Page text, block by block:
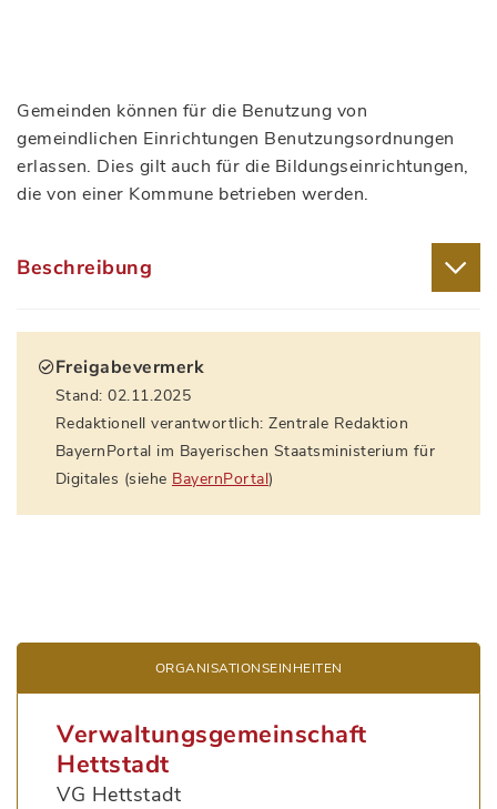
Gemeinden können für die Benutzung von
gemeindlichen Einrichtungen Benutzungsordnungen
erlassen. Dies gilt auch für die Bildungseinrichtungen,
die von einer Kommune betrieben werden.
Beschreibung
Freigabevermerk
Stand: 02.11.2025
Redaktionell verantwortlich: Zentrale Redaktion
BayernPortal im Bayerischen Staatsministerium für
Digitales (siehe BayernPortal)
ORGANISATIONS­EINHEITEN
Verwaltungsgemeinschaft
Hettstadt
VG Hettstadt